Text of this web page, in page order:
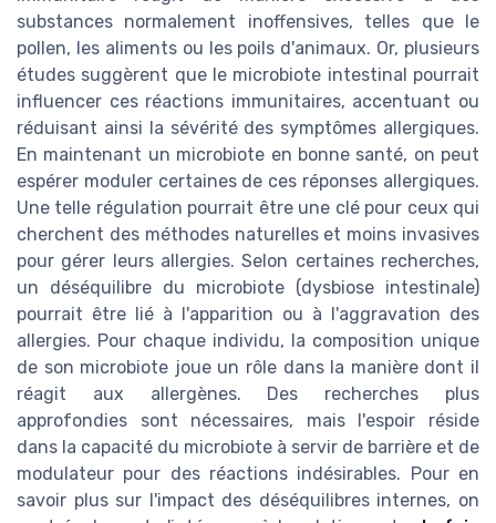
substances normalement inoffensives, telles que le
pollen, les aliments ou les poils d'animaux. Or, plusieurs
études suggèrent que le microbiote intestinal pourrait
influencer ces réactions immunitaires, accentuant ou
réduisant ainsi la sévérité des symptômes allergiques.
En maintenant un microbiote en bonne santé, on peut
espérer moduler certaines de ces réponses allergiques.
Une telle régulation pourrait être une clé pour ceux qui
cherchent des méthodes naturelles et moins invasives
pour gérer leurs allergies. Selon certaines recherches,
un déséquilibre du microbiote (dysbiose intestinale)
pourrait être lié à l'apparition ou à l'aggravation des
allergies. Pour chaque individu, la composition unique
de son microbiote joue un rôle dans la manière dont il
réagit aux allergènes. Des recherches plus
approfondies sont nécessaires, mais l'espoir réside
dans la capacité du microbiote à servir de barrière et de
modulateur pour des réactions indésirables. Pour en
savoir plus sur l'impact des déséquilibres internes, on